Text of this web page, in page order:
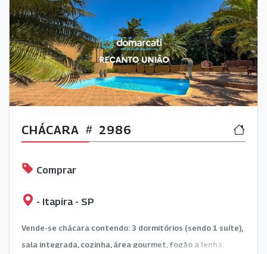
CHÁCARA 2986
Comprar
- Itapira - SP
Vende-se chácara contendo: 3 dormitórios (sendo 1 suíte),
sala integrada, cozinha, área gourmet, fogão a lenha,